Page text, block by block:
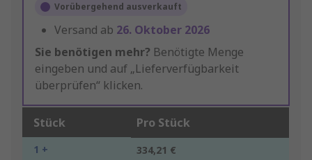
Vorübergehend ausverkauft
Versand ab 26. Oktober 2026
Sie benötigen mehr? Benötigte Menge
eingeben und auf „Lieferverfügbarkeit
überprüfen“ klicken.
Stück Pro Stück
1 + 334,21 €